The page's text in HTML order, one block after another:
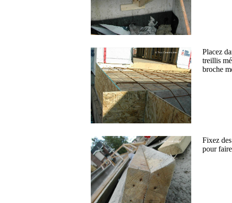
Placez
treillis
broche
Fixez
pour